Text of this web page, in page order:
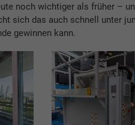
noch wichtiger als früher –
sich das auch schnell unter
gewinnen kann.